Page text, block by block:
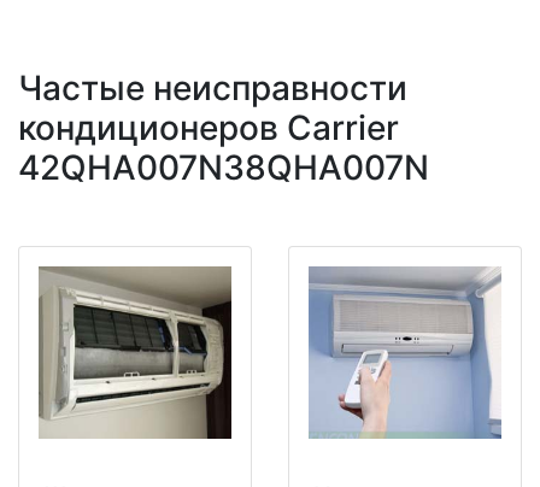
Частые неисправности
кондиционеров Carrier
42QHA007N38QHA007N